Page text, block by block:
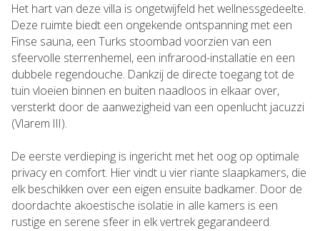
Het hart van deze villa is ongetwijfeld het wellnessgedeelte.
Deze ruimte biedt een ongekende ontspanning met een
Finse sauna, een Turks stoombad voorzien van een
sfeervolle sterrenhemel, een infrarood-installatie en een
dubbele regendouche. Dankzij de directe toegang tot de
tuin vloeien binnen en buiten naadloos in elkaar over,
versterkt door de aanwezigheid van een openlucht jacuzzi
(Vlarem III).
De eerste verdieping is ingericht met het oog op optimale
privacy en comfort. Hier vindt u vier riante slaapkamers, die
elk beschikken over een eigen ensuite badkamer. Door de
doordachte akoestische isolatie in alle kamers is een
rustige en serene sfeer in elk vertrek gegarandeerd.